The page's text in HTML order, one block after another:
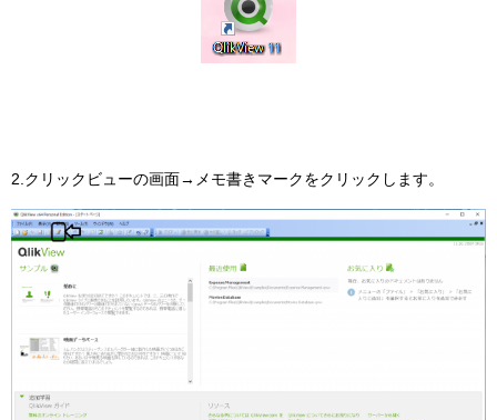
2.クリックビューの画面→メモ書きマークをクリックします。